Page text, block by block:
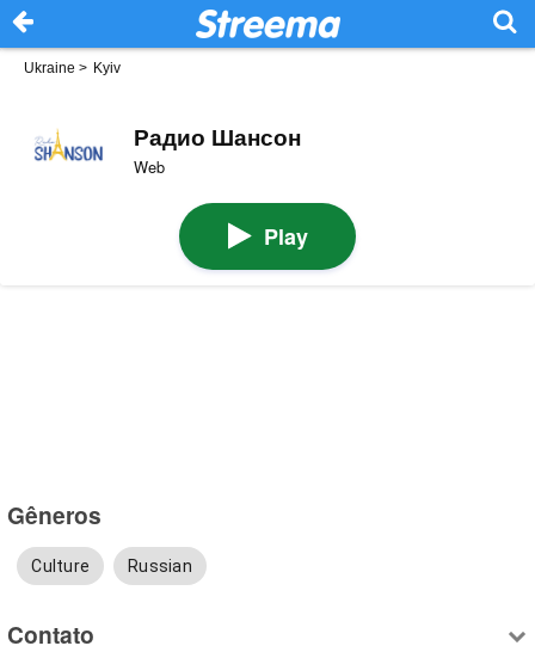
Ukraine > Kyiv
Радио Шансон
Web
Play
Gêneros
Culture Russian
Contato